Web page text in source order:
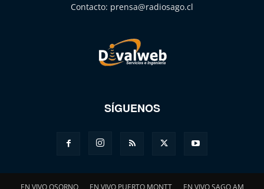
Contacto: prensa@radiosago.cl
SÍGUENOS
EN VIVO OSORNO EN VIVO PUERTO MONTT EN VIVO SAGO AM